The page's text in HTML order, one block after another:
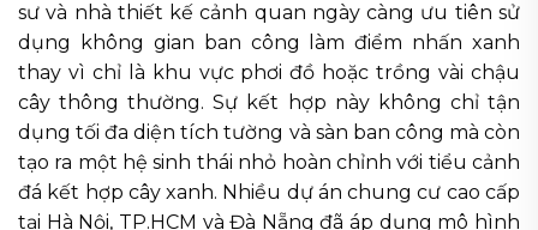
sư và nhà thiết kế cảnh quan ngày càng ưu tiên sử
dụng không gian ban công làm điểm nhấn xanh
thay vì chỉ là khu vực phơi đồ hoặc trồng vài chậu
cây thông thường. Sự kết hợp này không chỉ tận
dụng tối đa diện tích tường và sàn ban công mà còn
tạo ra một hệ sinh thái nhỏ hoàn chỉnh với tiểu cảnh
đá kết hợp cây xanh. Nhiều dự án chung cư cao cấp
tại Hà Nội, TP.HCM và Đà Nẵng đã áp dụng mô hình